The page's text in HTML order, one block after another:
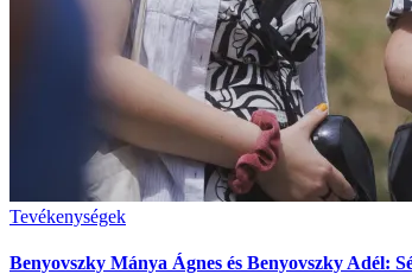
Tevékenységek
Benyovszky Mánya Ágnes és Benyovszky Adél: